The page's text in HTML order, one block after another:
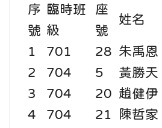
序
號
臨時班
級
座
號
姓名
1 701 28 朱禹恩
2
704 5 黃勝天
3
704 20 趙健伊
4
704 21 陳哲家